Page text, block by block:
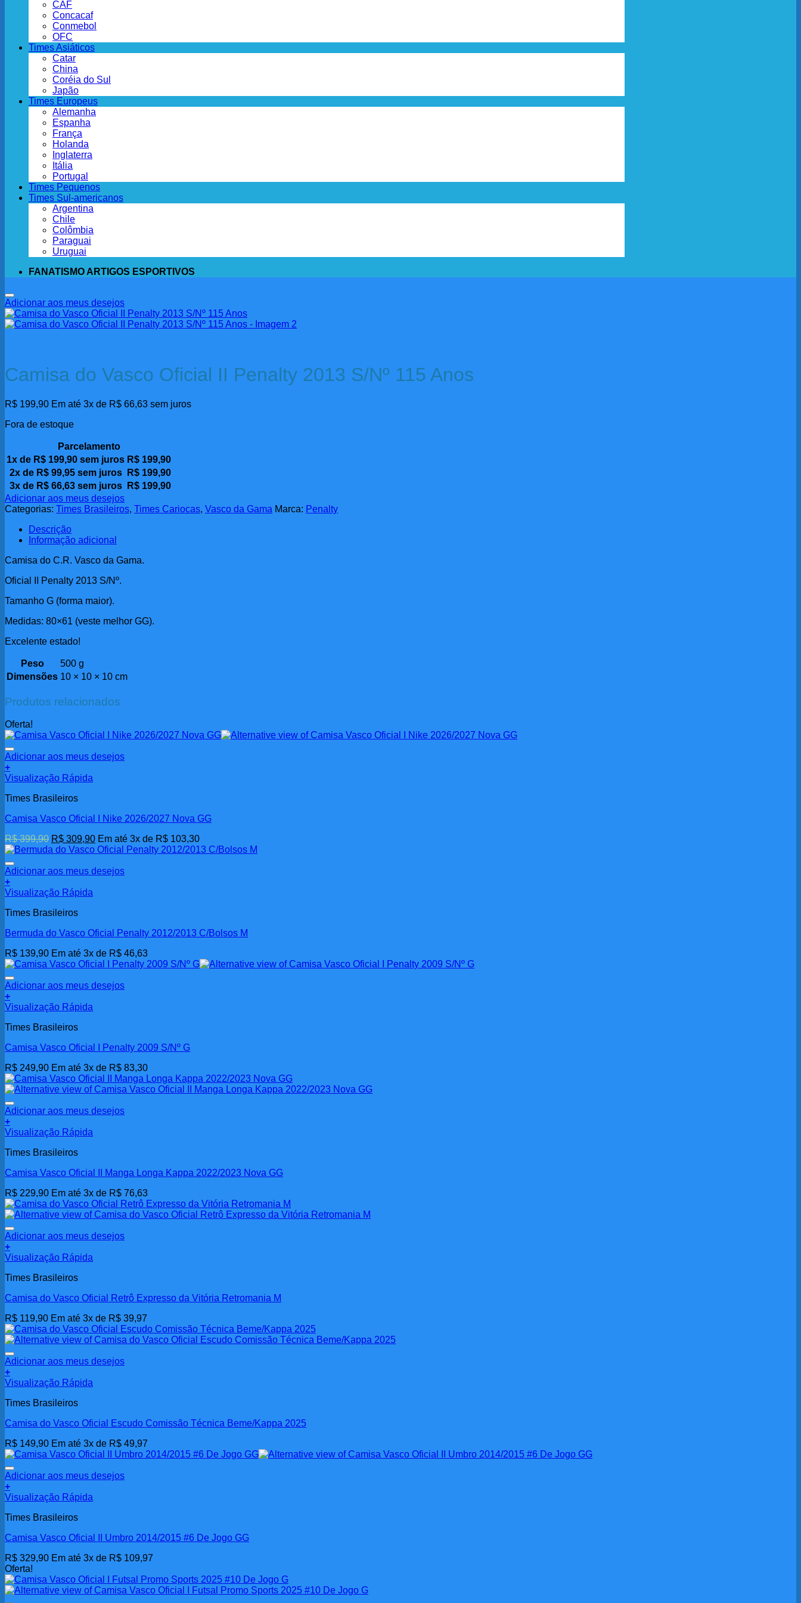
CAF
Concacaf
Conmebol
OFC
Times Asiáticos
Catar
China
Coréia do Sul
Japão
Times Europeus
Alemanha
Espanha
França
Holanda
Inglaterra
Itália
Portugal
Times Pequenos
Times Sul-americanos
Argentina
Chile
Colômbia
Paraguai
Uruguai
FANATISMO ARTIGOS ESPORTIVOS
Adicionar aos meus desejos
Camisa do Vasco Oficial II Penalty 2013 S/Nº 115 Anos
R$ 199,90 Em até 3x de R$ 66,63 sem juros
Fora de estoque
Parcelamento
1x de R$ 199,90 sem juros R$ 199,90
2x de R$99,95sem juros R$ 199,90
3x de R$66,63sem juros R$ 199,90
Adicionar aos meus desejos
Categorias: Times Brasileiros, Times Cariocas, Vasco da Gama Marca: Penalty
Descrição
Informação adicional
Camisa do C.R. Vasco da Gama.
Oficial II Penalty 2013 S/Nº.
Tamanho G (forma maior).
Medidas: 80×61 (veste melhor GG).
Excelente estado!
Peso
500 g
Dimensões 10 × 10 × 10 cm
Produtos relacionados
Oferta!
Adicionar aos meus desejos
+
Visualização Rápida
Times Brasileiros
Camisa Vasco Oficial I Nike 2026/2027 Nova GG
R$399,90 O
preço
era:
R$ 309,90O
preço
é:
Em até 3x de R$ 103,30
Adicionar aos meus desejos
+
Visualização Rápida
Times Brasileiros
Bermuda do Vasco Oficial Penalty 2012/2013 C/Bolsos M
R$ 139,90 Em até 3x de R$ 46,63
Adicionar aos meus desejos
+
Visualização Rápida
Times Brasileiros
Camisa Vasco Oficial I Penalty 2009 S/Nº G
R$ 249,90 Em até 3x de R$ 83,30
Adicionar aos meus desejos
+
Visualização Rápida
Times Brasileiros
Camisa Vasco Oficial II Manga Longa Kappa 2022/2023 Nova GG
R$ 229,90 Em até 3x de R$ 76,63
Adicionar aos meus desejos
+
Visualização Rápida
Times Brasileiros
Camisa do Vasco Oficial Retrô Expresso da Vitória Retromania M
R$ 119,90 Em até 3x de R$ 39,97
Adicionar aos meus desejos
+
Visualização Rápida
Times Brasileiros
Camisa do Vasco Oficial Escudo Comissão Técnica Beme/Kappa 2025
R$ 149,90 Em até 3x de R$ 49,97
Adicionar aos meus desejos
+
Visualização Rápida
Times Brasileiros
Camisa Vasco Oficial II Umbro 2014/2015 #6 De Jogo GG
R$ 329,90 Em até 3x de R$ 109,97
Oferta!